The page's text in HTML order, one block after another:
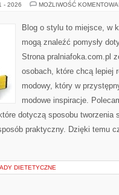
- 2026 MOŻLIWOŚĆ
Blog o stylu to miejsce, w
mogą znaleźć pomysły
Strona pralniafoka.com.pl
osobach, które chcą lepiej
modowy, który w
modowe inspiracje.
dotyczą sposobu tworzenia
praktyczny. Dzięki temu
DIETETYCZNE